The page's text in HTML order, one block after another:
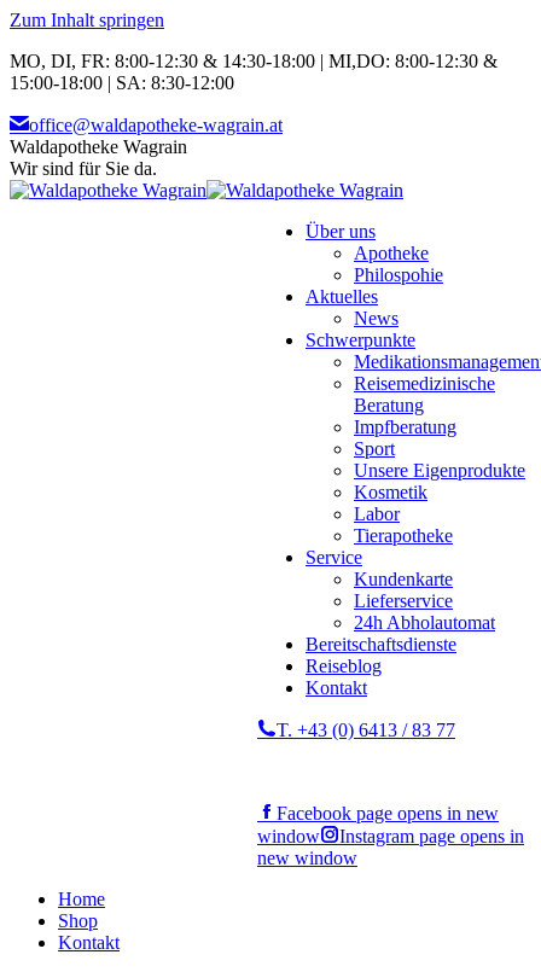
Zum Inhalt springen
MO, DI, FR: 8:00-12:30 & 14:30-18:00 | MI,DO: 8:00-12:30 &
15:00-18:00 | SA: 8:30-12:00
office@waldapotheke-wagrain.at
Waldapotheke Wagrain
Wir sind für Sie da.
Über uns
Apotheke
Philospohie
Aktuelles
News
Schwerpunkte
Reisemedizinische
Beratung
Impfberatung
Sport
Unsere Eigenprodukte
Kosmetik
Labor
Tierapotheke
Service
Kundenkarte
Lieferservice
24h Abholautomat
Bereitschaftsdienste
Reiseblog
Kontakt
T. +43 (0) 6413 / 83 77
Facebook page opens in new
window
Instagram page opens in
new window
Home
Shop
Kontakt